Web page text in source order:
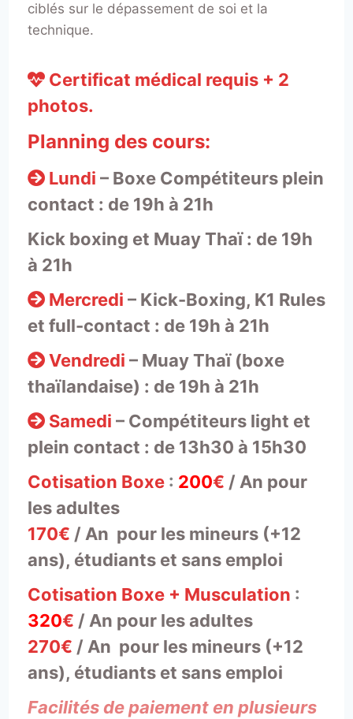
ciblés sur le dépassement de soi et la
technique.
Certificat médical requis + 2
photos.
Planning des cours:
Lundi – Boxe Compétiteurs plein
contact : de 19h à 21h
Kick boxing et Muay Thaï : de 19h
à 21h
Mercredi – Kick-Boxing, K1 Rules
et full-contact : de 19h à 21h
Vendredi – Muay Thaï (boxe
thaïlandaise) : de 19h à 21h
Samedi – Compétiteurs light et
plein contact : de 13h30 à 15h30
Cotisation Boxe: 200€ / An pour
les adultes
170€ / An pour les mineurs (+12
ans), étudiants et sans emploi
Cotisation Boxe + Musculation :
320€ / An pour les adultes
270€ / An pour les mineurs (+12
ans), étudiants et sans emploi
Facilités de paiement en plusieurs